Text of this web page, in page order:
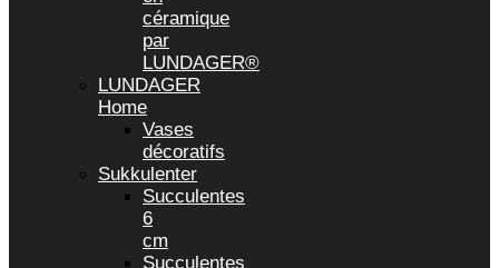
céramique
par
LUNDAGER®
LUNDAGER
Home
Vases
décoratifs
Sukkulenter
Succulentes
6
cm
Succulentes